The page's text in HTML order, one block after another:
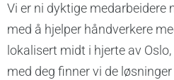
Vi er ni dyktige medarbeidere
med å hjelper håndverkere
lokalisert midt i hjerte av
med deg finner vi de